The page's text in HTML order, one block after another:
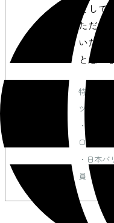
とし
ただき
いただ
と思い
特定非営
ツアーセ
・観光
口 掲載
・日本
員